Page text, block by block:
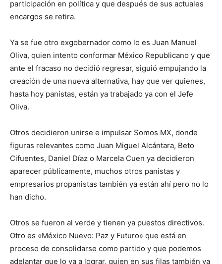
participación en política y que después de sus actuales
encargos se retira.
Ya se fue otro exgobernador como lo es Juan Manuel
Oliva, quien intento conformar México Republicano y que
ante el fracaso no decidió regresar, siguió empujando la
creación de una nueva alternativa, hay que ver quienes,
hasta hoy panistas, están ya trabajado ya con el Jefe
Oliva.
Otros decidieron unirse e impulsar Somos MX, donde
figuras relevantes como Juan Miguel Alcántara, Beto
Cifuentes, Daniel Díaz o Marcela Cuen ya decidieron
aparecer públicamente, muchos otros panistas y
empresarios propanistas también ya están ahí pero no lo
han dicho.
Otros se fueron al verde y tienen ya puestos directivos.
Otro es «México Nuevo: Paz y Futuro» que está en
proceso de consolidarse como partido y que podemos
adelantar que lo va a lograr, quien en sus filas también ya